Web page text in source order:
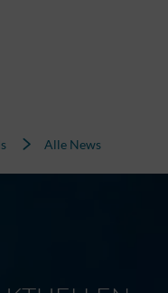
Alle News